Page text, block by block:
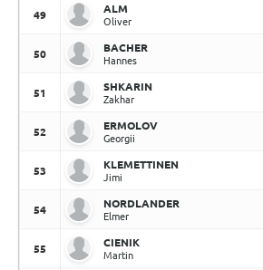
49
ALM
Oliver
50
BACHER
Hannes
51
SHKARIN
Zakhar
52
ERMOLOV
Georgii
53
KLEMETTINEN
Jimi
54
NORDLANDER
Elmer
55
CIENIK
Martin